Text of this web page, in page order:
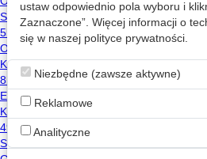
Wpisy Kusterek na mikroblogu
Użytkownik nie opublikował
ustaw odpowiednio pola wyboru i
Zaznaczone”. Więcej informacji o
się w naszej polityce prywatności.
Niezbędne (zawsze aktywne)
Reklamowe
Analityczne